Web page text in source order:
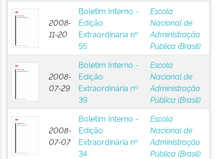
2008-
11-20
Boletim Interno -
Edição
Extraordinária nº
55
Escola
Nacional de
Administração
Pública (Brasil)
2008-
07-29
Boletim Interno -
Edição
Extraordinária nº
39
Escola
Nacional de
Administração
Pública (Brasil)
2008-
07-07
Boletim Interno -
Edição
Extraordinária nº
34
Escola
Nacional de
Administração
Pública (Brasil)